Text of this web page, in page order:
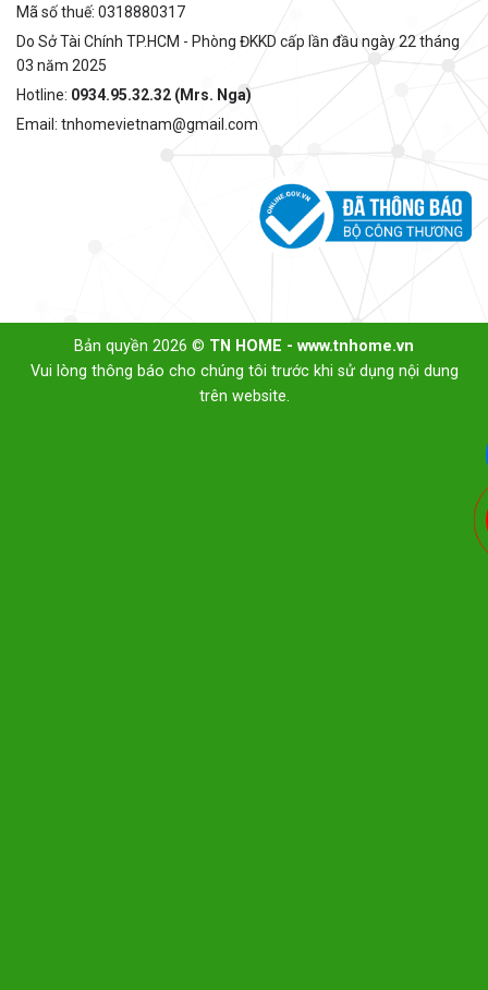
Mã số thuế: 0318880317
Do Sở Tài Chính TP.HCM - Phòng ĐKKD cấp lần đầu ngày 22 tháng
03 năm 2025
Hotline: 0934.95.32.32 (Mrs. Nga)
Email: tnhomevietnam@gmail.com
Bản quyền 2026 © TN HOME - www.tnhome.vn
Vui lòng thông báo cho chúng tôi trước khi sử dụng nội dung
trên website.